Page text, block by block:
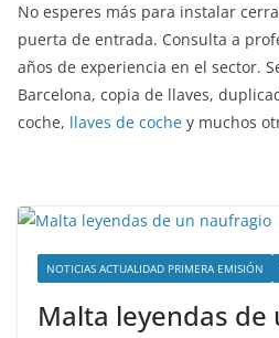
No esperes más para instalar
puerta de entrada. Consulta a
años de experiencia en el sector.
Barcelona, copia de llaves,
coche, llaves de coche y muchos
NOTICIAS ACTUALIDAD PRIMERA EMISIÓN
Malta leyendas de